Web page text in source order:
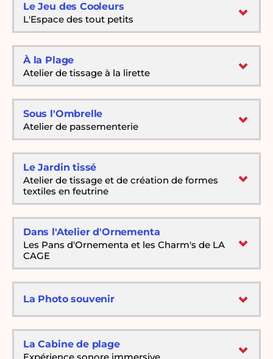
Le Jeu des Cooleurs
L'Espace des tout petits
À la Plage
Atelier de tissage à la lirette
Sous l'Ombrelle
Atelier de passementerie
Le Jardin tissé
Atelier de tissage et de création de formes
textiles en feutrine
Dans l'Atelier d'Ornementa
Les Pans d'Ornementa et les Charm's de LA
CAGE
La Photo souvenir
La Cabine de plage